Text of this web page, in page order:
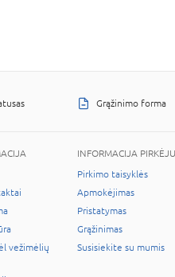
Grąžinimo forma
vežimėlių
INFORMACIJA
Pirkimo taisyklės
Apmokėjimas
Pristatymas
Grąžinimas
Susisiekite su mumis